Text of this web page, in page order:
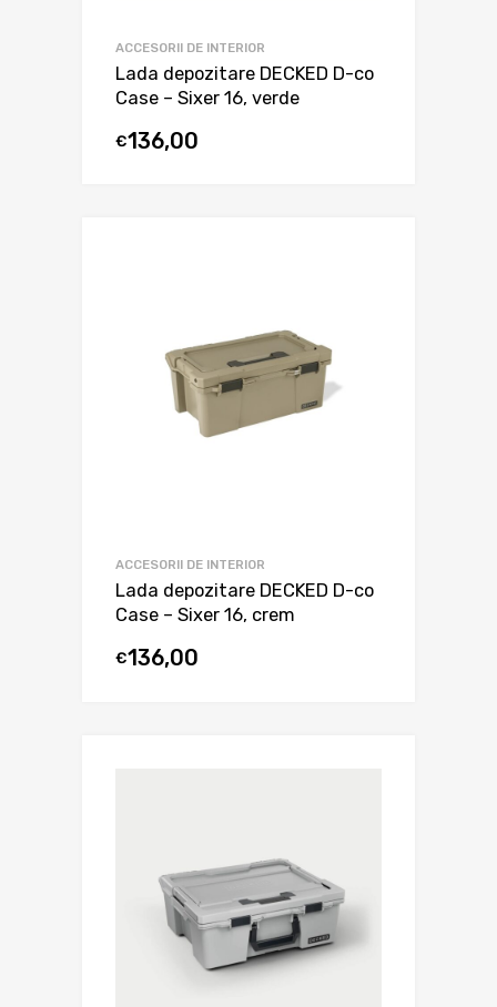
ACCESORII DE INTERIOR
Lada depozitare DECKED D-co
Case – Sixer 16, verde
€136,00
ACCESORII DE INTERIOR
Lada depozitare DECKED D-co
Case – Sixer 16, crem
€136,00